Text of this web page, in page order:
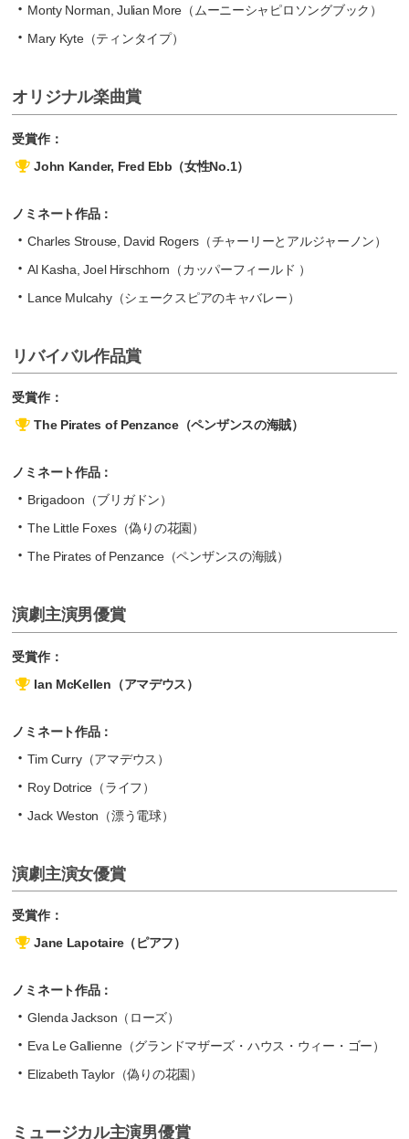
Monty Norman, Julian More（ムーニーシャピロソングブック）
Mary Kyte（ティンタイプ）
オリジナル楽曲賞
受賞作：
John Kander, Fred Ebb（女性No.1）
ノミネート作品：
Charles Strouse, David Rogers（チャーリーとアルジャーノン）
Al Kasha, Joel Hirschhorn（カッパーフィールド ）
Lance Mulcahy（シェークスピアのキャバレー）
リバイバル作品賞
受賞作：
The Pirates of Penzance（ペンザンスの海賊）
ノミネート作品：
Brigadoon（ブリガドン）
The Little Foxes（偽りの花園）
The Pirates of Penzance（ペンザンスの海賊）
演劇主演男優賞
受賞作：
Ian McKellen（アマデウス）
ノミネート作品：
Tim Curry（アマデウス）
Roy Dotrice（ライフ）
Jack Weston（漂う電球）
演劇主演女優賞
受賞作：
Jane Lapotaire（ピアフ）
ノミネート作品：
Glenda Jackson（ローズ）
Eva Le Gallienne（グランドマザーズ・ハウス・ウィー・ゴー）
Elizabeth Taylor（偽りの花園）
ミュージカル主演男優賞